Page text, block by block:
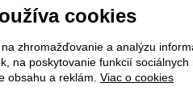
cookies
zhromažďovanie a analýzu
na poskytovanie funkcií sociálnych
obsahu a reklám. Viac o cookies